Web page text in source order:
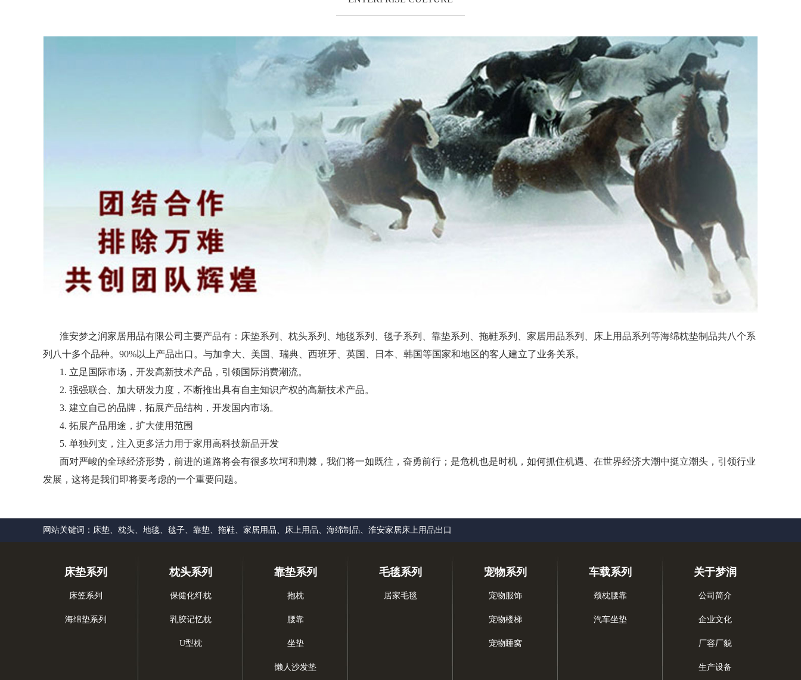
淮安梦之润家居用品有限公司主要产品有：床垫系列、枕头系列、地毯系列、毯子系列、靠垫系列、拖鞋系列、家居用品系列、床上用品系列等海绵枕垫制品共八个系
列八十多个品种。90%以上产品出口。与加拿大、美国、瑞典、西班牙、英国、日本、韩国等国家和地区的客人建立了业务关系。
1. 立足国际市场，开发高新技术产品，引领国际消费潮流。
2. 强强联合、加大研发力度，不断推出具有自主知识产权的高新技术产品。
3. 建立自己的品牌，拓展产品结构，开发国内市场。
4. 拓展产品用途，扩大使用范围
5. 单独列支，注入更多活力用于家用高科技新品开发
面对严峻的全球经济形势，前进的道路将会有很多坎坷和荆棘，我们将一如既往，奋勇前行；是危机也是时机，如何抓住机遇、在世界经济大潮中挺立潮头，引领行业
发展，这将是我们即将要考虑的一个重要问题。
网站关键词：床垫、枕头、地毯、毯子、靠垫、拖鞋、家居用品、床上用品、海绵制品、淮安家居床上用品出口
床垫系列
床笠系列
海绵垫系列
枕头系列
保健化纤枕
乳胶记忆枕
U型枕
靠垫系列
抱枕
腰靠
坐垫
懒人沙发垫
毛毯系列
居家毛毯
宠物系列
宠物服饰
宠物楼梯
宠物睡窝
车载系列
颈枕腰靠
汽车坐垫
关于梦润
公司简介
企业文化
厂容厂貌
生产设备